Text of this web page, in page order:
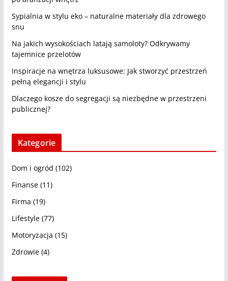
Sypialnia w stylu eko – naturalne materiały dla zdrowego
snu
Na jakich wysokościach latają samoloty? Odkrywamy
tajemnice przelotów
Inspiracje na wnętrza luksusowe: Jak stworzyć przestrzeń
pełną elegancji i stylu
Dlaczego kosze do segregacji są niezbędne w przestrzeni
publicznej?
Kategorie
Dom i ogród (102)
Finanse(11)
Firma (19)
Lifestyle(77)
Motoryzacja (15)
Zdrowie(4)